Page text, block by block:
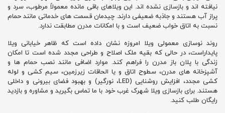
نیافته اند و بازسازی نشده اند. این ویلاهای باقی مانده معمولاً مرطوب، سرد و
پراز آب هستند و جاذبه ضعیفی دارند. چیدمان قسمت های خدماتی مانند حمام
نسبت به اتاق خواب ضعیف است و با امکانات مدرن مطابقت ندارد.
روند نوسازی معمولی ویلا امروزه نشان داده است که ظاهر خیابانی ویلا
پایداراست، در حالی که بقیه ملک اصلاح و طراحی مجدد شده است تا امکان
زندگی با پلان باز مدرن را فراهم کند. موارد اضافی مانند نصب حمام ها و
آشپزخانه های مدرن، سطوح اتاق و یا الحاقات زیرزمین، سیم کشی و لوله
کشی مجدد، افزایش روشنایی (LED، نورگیر) و بهبود فضای بیرونی و داخلی
هستند. برای بازسازی ویلا شهرک غرب خود با ما تماس بگیرید و مشاوره و بازدید
رایگان طلب کنید.